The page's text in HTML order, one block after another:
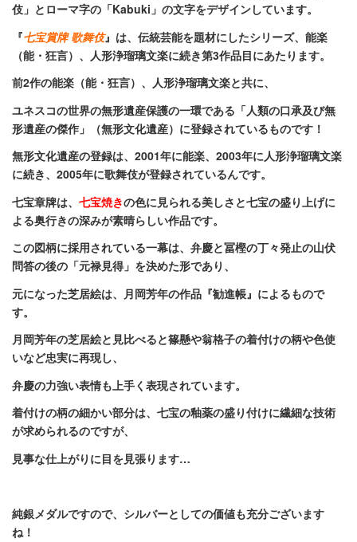
伎」とローマ字の「Kabuki」の文字をデザインしています。
『七宝賞牌 歌舞伎』は、伝統芸能を題材にしたシリーズ、 能楽
（能・狂言） 、 人形浄瑠璃文楽に続き第3作品目にあたります。
前2作の能楽（能・狂言）、人形浄瑠璃文楽と共に、
ユネスコの世界の無形遺産保護の一環である「人類の口承及び無
形遺産の傑作」（無形文化遺産）に登録されているものです！
無形文化遺産の登録は、2001年に能楽、2003年に人形浄瑠璃文楽
に続き、2005年に歌舞伎が登録されているんです。
七宝章牌は、 七宝焼きの色に見られる美しさと七宝の盛り上げに
よる奥行きの深みが素晴らしい作品です。
この図柄に採用されている一幕は、弁慶と冨樫の丁々発止の山伏
問答の後の「元禄見得」を決めた形であり、
元になった芝居絵は、月岡芳年の作品『勧進帳』によるもので
す。
月岡芳年の芝居絵と見比べると篠懸や翁格子の着付けの柄や色使
いなど忠実に再現し、
弁慶の力強い表情も上手く表現されています。
着付けの柄の細かい部分は、七宝の釉薬の盛り付けに繊細な技術
が求められるのですが、
見事な仕上がりに目を見張ります…
純銀メダルですので、シルバーとしての価値も充分ございます
ね！